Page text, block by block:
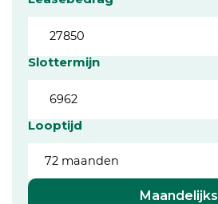
Slottermijn
Looptijd
Maandelijks